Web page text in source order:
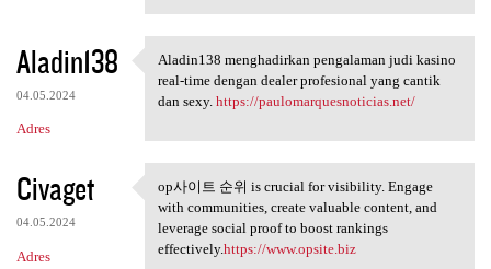
Aladin138
04.05.2024
Adres
Aladin138 menghadirkan
Aladin138 menghadirkan pengalaman judi kasino
real-time dengan dealer profesional yang cantik
dan sexy. https://paulomarquesnoticias.net/
Civaget
04.05.2024
Adres
op사이트 순위 is crucial for
op사이트 순위 is crucial for visibility. Engage
with communities, create valuable content, and
leverage social proof to boost rankings
effectively.https://www.opsite.biz